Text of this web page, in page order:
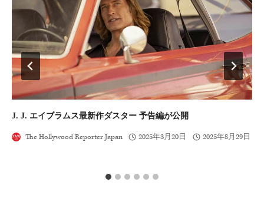
J. J. エイブラムス最新作ダスター 予告編が公開
The Hollywood Reporter Japan 2025年3月20日 2025年8月29日